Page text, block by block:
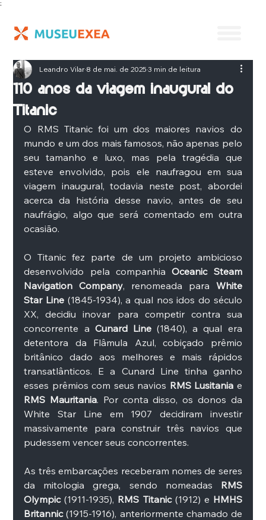
;
110 anos da viagem inaugural do
Titanic
Leandro Vilar8 de mai. de 20253 min de leitura
O RMS Titanic foi um dos maiores navios do
mundo e um dos mais famosos, não apenas pelo
seu tamanho e luxo, mas pela tragédia que
esteve envolvido, pois ele naufragou em sua
viagem inaugural, todavia neste post, abordei
acerca da história desse navio, antes de seu
naufrágio, algo que será comentado em outra
ocasião.
O Titanic fez parte de um projeto ambicioso
desenvolvido pela companhia Oceanic Steam
Navigation Company, renomeada para White
Star Line (1845-1934), a qual nos idos do século
XX, decidiu inovar para competir contra sua
concorrente a Cunard Line (1840), a qual era
detentora da Flâmula Azul, cobiçado prêmio
britânico dado aos melhores e mais rápidos
transatlânticos. E a Cunard Line tinha ganho
esses prêmios com seus navios RMS Lusitania
RMS Mauritania. Por conta disso, os donos da
White Star Line em 1907 decidiram investir
massivamente para construir três navios que
pudessem vencer seus concorrentes.
As três embarcações receberam nomes de seres
da mitologia grega, sendo nomeadas RMS
Olympic (1911-1935), RMS Titanic (1912) e HMHS
Britannic